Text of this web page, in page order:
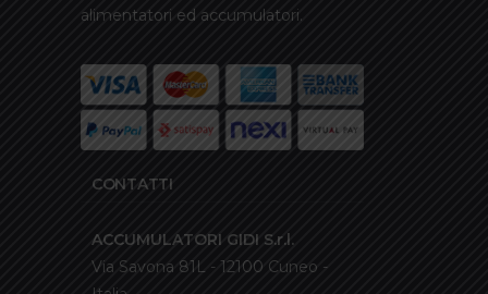
alimentatori ed accumulatori.
CONTATTI
ACCUMULATORI GIDI S.r.l.
Via Savona 81L - 12100 Cuneo -